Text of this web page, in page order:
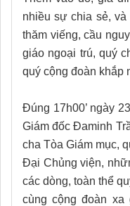
nhiều sự chia sẻ,
thăm viếng, cầu
giáo ngoại trú, quý
quý cộng đoàn khắp
Đúng 17h00’ ngày
Giám đốc Đaminh
cha Tòa Giám mục,
Đại Chủng viện,
các dòng, toàn thể
cùng cộng đoàn